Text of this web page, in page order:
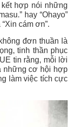
hợp nói những
hay “Ohayo”
cám ơn”.
đơn thuần là
tinh thần phục
tin rằng, mỗi lời
những cơ hội hợp
làm việc tích cực